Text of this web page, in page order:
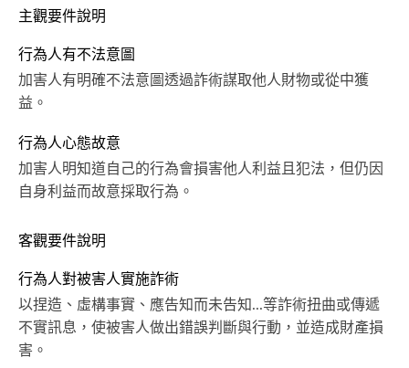
主觀要件說明
行為人有不法意圖
加害人有明確不法意圖透過詐術謀取他人財物或從中獲
益。
行為人心態故意
加害人明知道自己的行為會損害他人利益且犯法，但仍因
自身利益而故意採取行為。
客觀要件說明
行為人對被害人實施詐術
以捏造、虛構事實、應告知而未告知...等詐術扭曲或傳遞
不實訊息，使被害人做出錯誤判斷與行動，並造成財產損
害。